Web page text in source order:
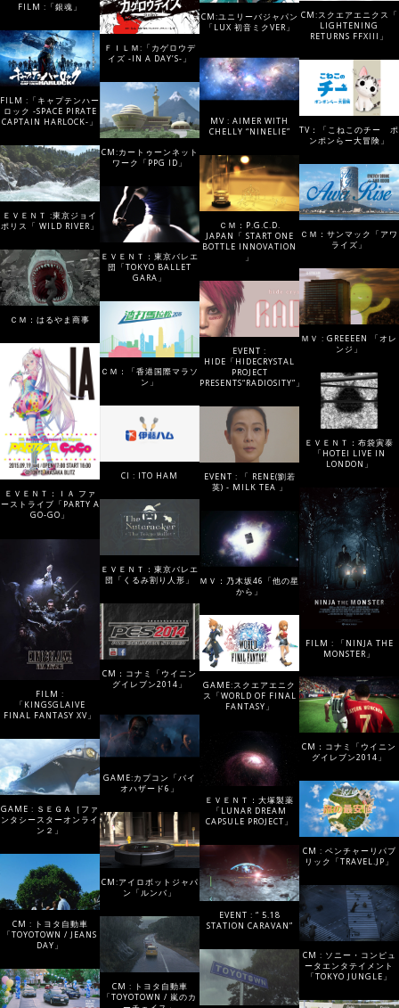
FILM :「銀魂」
CM:スクエアエニクス「
LIGHTENING
RETURNS FFXIII」
CM:ユニリーバジャパン
「LUX 初音ミクVER」
ＦＩＬＭ:「カゲロウデ
イズ -IN A DAY’S-」
FILM :「キャプテンハー
ロック -SPACE PIRATE
CAPTAIN HARLOCK-」
MV : AIMER WITH
CHELLY “NINELIE”
TV：「こねこのチー ポ
ンポンらー大冒険」
CM:カートゥーンネット
ワーク「PPG ID」
ＥＶＥＮＴ :東京ジョイ
ポリス「 WILD RIVER」
ＣＭ：P.G.C.D.
JAPAN「 START ONE
BOTTLE INNOVATION
」
ＣＭ：サンマック「アワ
ライズ」
ＥＶＥＮＴ：東京バレエ
団「TOKYO BALLET
GARA」
ＣＭ：はるやま商事
ＭＶ : GREEEEN 「オレ
ンジ」
EVENT :
HIDE「HIDECRYSTAL
PROJECT
PRESENTS“RADIOSITY”」
ＣＭ：「香港国際マラソ
ン」
ＥＶＥＮＴ：ＩＡ ファ
ーストライブ「PARTY A
GO-GO」
ＥＶＥＮＴ：布袋寅泰
「HOTEI LIVE IN
LONDON」
CI : ITO HAM
EVENT : 「 RENE(劉若
英) - MILK TEA 」
FILM : 「NINJA THE
MONSTER」
ＥＶＥＮＴ：東京バレエ
団「くるみ割り人形」
ＭＶ：乃木坂46「他の星
から」
FILM :
「KINGSGLAIVE
FINAL FANTASY XV」
CM：コナミ「ウイニン
グイレブン2014」
GAME:スクエアエニク
ス「WORLD OF FINAL
FANTASY」
CM：コナミ「ウイニン
グイレブン2014」
GAME:カプコン「バイ
オハザード6」
ＥＶＥＮＴ：大塚製薬
「LUNAR DREAM
CAPSULE PROJECT」
GAME : ＳＥＧＡ［ファ
ンタシースターオンライ
ン２」
CM : ベンチャーリパブ
リック「TRAVEL.JP」
CM:アイロボットジャパ
ン「ルンバ」
EVENT : “ 5.18
STATION CARAVAN”
CM : トヨタ自動車
「TOYOTOWN / JEANS
DAY」
CM : ソニー・コンピュ
ータエンタテイメント
「TOKYO JUNGLE」
CM : トヨタ自動車
「TOYOTOWN / 嵐のカ